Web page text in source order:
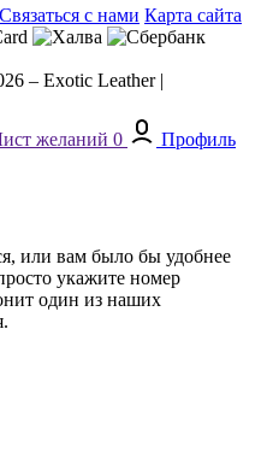
Связаться с нами Карта сайта
– Exotic Leather |
желаний 0
Профиль
или вам было бы удобнее
укажите номер
один из наших